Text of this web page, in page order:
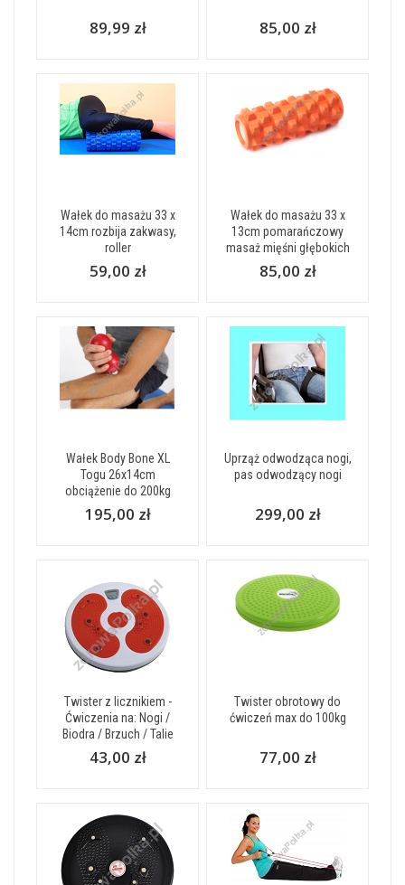
89,99 zł 85,00 zł
Wałek do masażu 33 x
14cm rozbija zakwasy,
roller
59,00 zł
Wałek do masażu 33 x
13cm pomarańczowy
masaż mięśni głębokich
85,00 zł
Wałek Body Bone XL
Togu 26x14cm
obciążenie do 200kg
195,00 zł
Uprząż odwodząca nogi,
pas odwodzący nogi
299,00 zł
Twister z licznikiem -
Ćwiczenia na: Nogi /
Biodra / Brzuch / Talie
43,00 zł
Twister obrotowy do
ćwiczeń max do 100kg
77,00 zł